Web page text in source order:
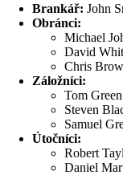
Brankář: John
Obránci:
Michael
David
Chris
Záložníci:
Tom Green
Steven
Samuel
Útočníci:
Robert
Daniel